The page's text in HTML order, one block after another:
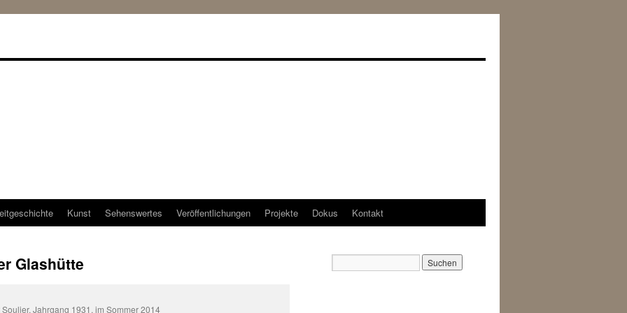
Kunst Sehenswertes Veröffentlichungen Projekte Dokus Kontakt
Glashütte
Jahrgang 1931, im Sommer 2014